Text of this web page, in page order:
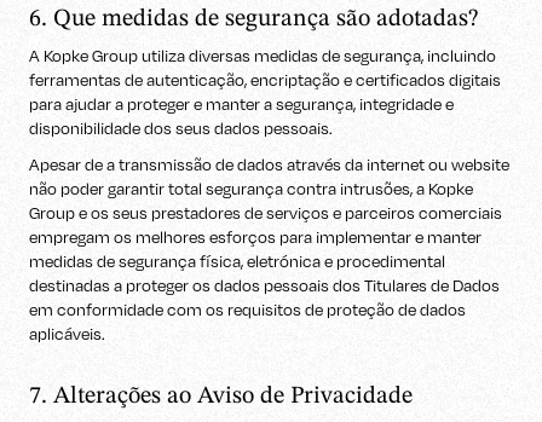
6. Que medidas de segurança são adotadas?
A Kopke Group utiliza diversas medidas de segurança, incluindo
ferramentas de autenticação, encriptação e certificados digitais
para ajudar a proteger e manter a segurança, integridade e
disponibilidade dos seus dados pessoais.
Apesar de a transmissão de dados através da internet ou website
não poder garantir total segurança contra intrusões, a Kopke
Group e os seus prestadores de serviços e parceiros comerciais
empregam os melhores esforços para implementar e manter
medidas de segurança física, eletrónica e procedimental
destinadas a proteger os dados pessoais dos Titulares de Dados
em conformidade com os requisitos de proteção de dados
aplicáveis.
7. Alterações ao Aviso de Privacidade